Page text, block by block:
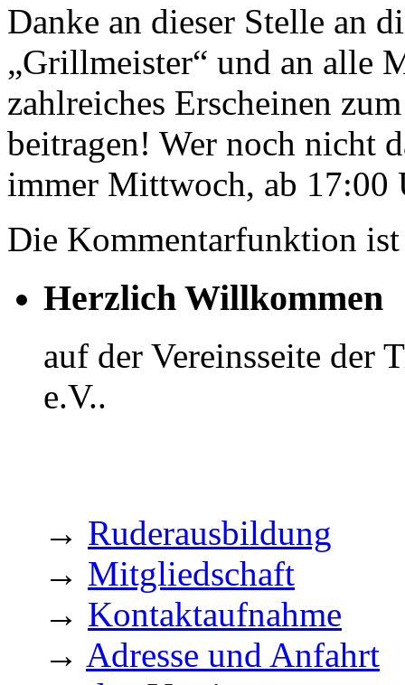
Danke an dieser Stelle an
„Grillmeister“ und an alle
zahlreiches Erscheinen
beitragen! Wer noch nicht
immer Mittwoch, ab 17:00
Die Kommentarfunktion ist
Herzlich Willkommen
auf der Vereinsseite der
e.V..
→ Ruderausbildung
→ Mitgliedschaft
→ Kontaktaufnahme
→ Adresse und Anfahrt